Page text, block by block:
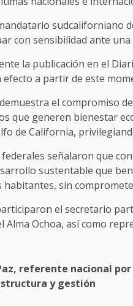
sudcaliforniano
con sensibilidad ante
la publicación en el
a partir de este
el compromiso
que generen bienestar
de California,
señalaron que
sustentable que
habitantes, sin
el secretario
Alma Ochoa, así como
referente nacional por
y gestión